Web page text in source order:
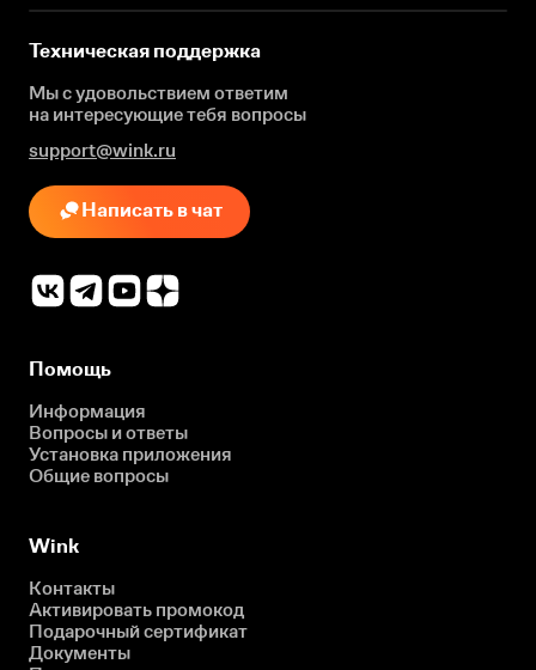
Техническая поддержка
Мы с удовольствием ответим
на интересующиетебя вопросы
support@wink.ru
Написать в чат
Помощь
Информация
Вопросы и ответы
Установка приложения
Общие вопросы
Wink
Контакты
Активировать промокод
Подарочный сертификат
Документы